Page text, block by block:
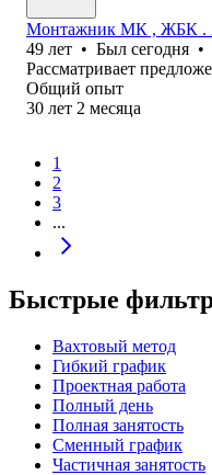
Монтажник МК , ЖБК .
49 лет • Был сегодня •
Рассматривает
Общий опыт
30 лет 2 месяца
1
2
3
...
Быстрые
Вахтовый метод
Гибкий график
Проектная работа
Полный день
Полная занятость
Сменный график
Частичная занятость